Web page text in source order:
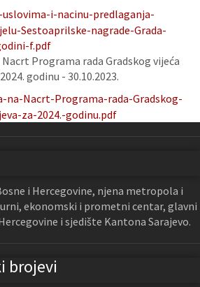
uslovima-i-nacinu-predlaganja-
Sestoaprilske-nagrade-Grada-
f.pdf
Programa rada Gradskog vijeća
godinu - 30.10.2023.
na-Nacrt-Programa-rada-Gradskog-
za-2024.-godinu.pdf
i Hercegovine, njena metropola i
ekonomski i prometni centar, glavni
i sjedište Kantona Sarajevo.
brojevi